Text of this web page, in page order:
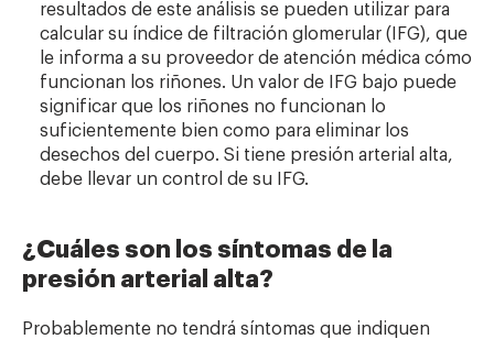
resultados de este análisis se pueden utilizar para
calcular su índice de filtración glomerular (IFG), que
le informa a su proveedor de atención médica cómo
funcionan los riñones. Un valor de IFG bajo puede
significar que los riñones no funcionan lo
suficientemente bien como para eliminar los
desechos del cuerpo. Si tiene presión arterial alta,
debe llevar un control de su IFG.
¿Cuáles son los síntomas de la
presión arterial alta?
Probablemente no tendrá síntomas que indiquen